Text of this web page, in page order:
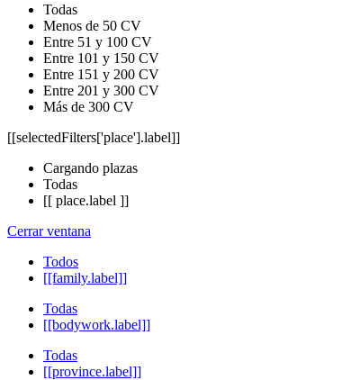
Todas
Menos de 50 CV
Entre 51 y 100 CV
Entre 101 y 150 CV
Entre 151 y 200 CV
Entre 201 y 300 CV
Más de 300 CV
[[selectedFilters['place'].label]]
Cargando plazas
Todas
[[ place.label ]]
Cerrar ventana
Todos
[[family.label]]
Todas
[[bodywork.label]]
Todas
[[province.label]]